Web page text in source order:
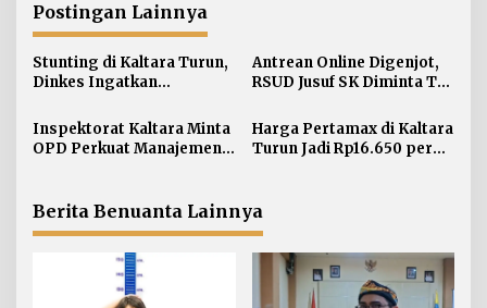
a
s
i
p
o
s
Postingan Lainnya
Stunting di Kaltara Turun,
Dinkes Ingatkan
Kendur
Antrean Online Digenjot,
RSUD Jusuf SK Diminta Tak
Inspektorat Kaltara Minta
OPD Perkuat Manajemen
Harga Pertamax di Kaltara
Turun Jadi Rp16.650 per
Berita Benuanta Lainnya